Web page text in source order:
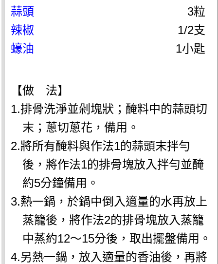
蒜頭
3粒
辣椒
1/2支
蠔油
1小匙
【做 法】
1.排骨洗淨並剁塊狀；醃料中的蒜頭切
末；蔥切蔥花，備用。
2.將所有醃料與作法1的蒜頭末拌勻
後，將作法1的排骨塊放入拌勻並醃
約5分鐘備用。
3.熱一鍋，於鍋中倒入適量的水再放上
蒸籠後，將作法2的排骨塊放入蒸籠
中蒸約12～15分後，取出擺盤備用。
4.另熱一鍋，放入適量的香油後，再將